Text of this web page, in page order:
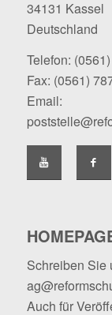
34131 Kassel
Deutschland
Telefon:
Fax: (0561)
Email:
Schreiben Sie
Auch für